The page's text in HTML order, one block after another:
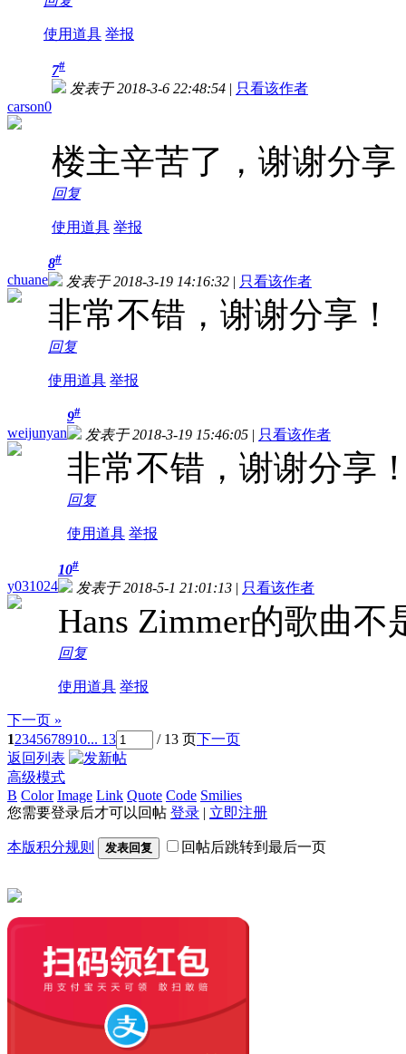
使用道具 举报
carson0
7#
发表于 2018-3-6 22:48:54 | 只看该作者
楼主辛苦了，谢谢分享
回复
使用道具 举报
chuane
8#
发表于 2018-3-19 14:16:32 | 只看该作者
非常不错，谢谢分享！
回复
使用道具 举报
weijunyan
9#
发表于 2018-3-19 15:46:05 | 只看该作者
非常不错，谢谢分享
回复
使用道具 举报
y031024
10#
发表于 2018-5-1 21:01:13 | 只看该作者
Hans Zimmer的歌曲不
回复
使用道具 举报
下一页 »
12345678910... 13 / 13 页下一页
返回列表
高级模式
B Color Image Link Quote Code Smilies
您需要登录后才可以回帖 登录 | 立即注册
本版积分规则 发表回复 回帖后跳转到最后一页